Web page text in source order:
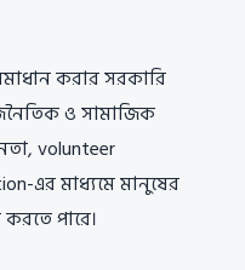
করার সরকারি
ও সামাজিক
volunteer
এর মাধ্যমে মানুষের
পারে।